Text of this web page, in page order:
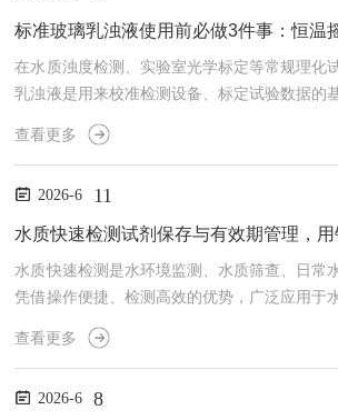
在水质浊度检测、实验室光学标定等常规理化
乳浊液是用来校准检测设备、标定试验数据的
悬液体由固相玻璃微颗粒与液相分散介质配比
液分离的自然倾向，极易受环境温度、容器杂
数据不一致等问题，溯源后大多发现并非检测
液本体变质，而是操作人员使用前期基础操作
降...
查看更多
2026-6 11
水质快速检测试剂保存与有效期管理，用
水质快速检测是水环境监测、水质筛查、日常
凭借操作便捷、检测高效的优势，广泛应用于
养殖用水监测、民用水质自检等诸多场景。
中，专注于采样规范、操作流程，却往往忽视
保存不当、超期使用，哪怕操作全程规范标准
查看更多
2026-6 8